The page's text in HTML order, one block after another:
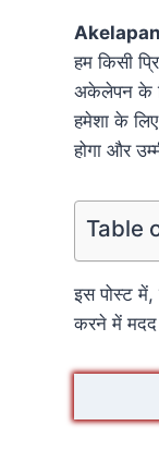
हम किसी
अकेलेपन के
हमेशा के
होगा और
Table
इस पोस्ट
करने में मदद